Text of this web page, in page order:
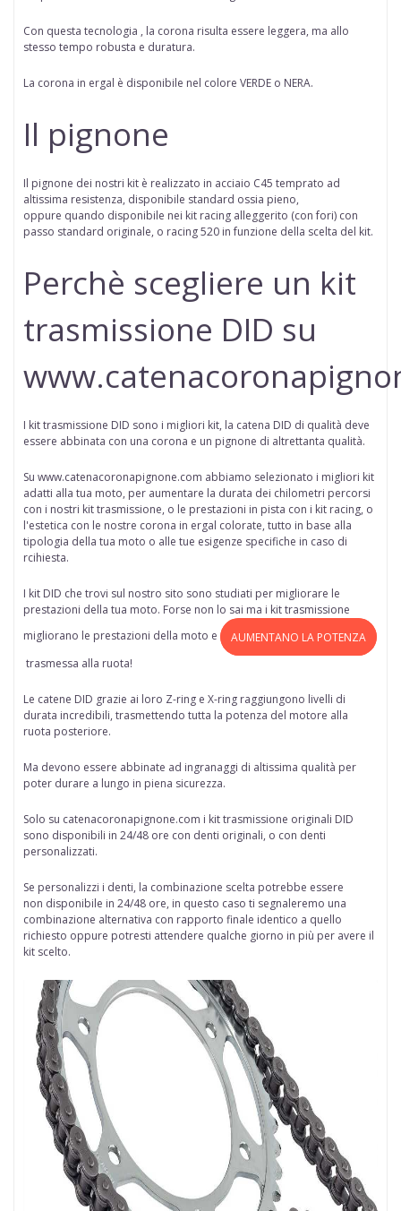
Con questa tecnologia , la corona risulta essere leggera, ma allo
stesso tempo robusta e duratura.
La corona in ergal è disponibile nel colore VERDE o NERA.
Il pignone
Il pignone dei nostri kit è realizzato in acciaio C45 temprato ad
altissima resistenza, disponibile standard ossia pieno,
oppure quando disponibile nei kit racing alleggerito (con fori) con
passo standard originale, o racing 520 in funzione della scelta del kit.
Perchè scegliere un kit
trasmissione DID su
I kit trasmissione DID sono i migliori kit, la catena DID di qualità deve
essere abbinata con una corona e un pignone di altrettanta qualità.
Su www.catenacoronapignone.com abbiamo selezionato i migliori kit
adatti alla tua moto, per aumentare la durata dei chilometri percorsi
con i nostri kit trasmissione, o le prestazioni in pista con i kit racing, o
l'estetica con le nostre corona in ergal colorate, tutto in base alla
tipologia della tua moto o alle tue esigenze specifiche in caso di
rcihiesta.
I kit DID che trovi sul nostro sito sono studiati per migliorare le
prestazioni della tua moto. Forse non lo sai ma i kit trasmissione
migliorano le prestazioni della moto e
AUMENTANO LA POTENZA
trasmessa alla ruota!
Le catene DID grazie ai loro Z-ring e X-ring raggiungono livelli di
durata incredibili, trasmettendo tutta la potenza del motore alla
ruota posteriore.
Ma devono essere abbinate ad ingranaggi di altissima qualità per
poter durare a lungo in piena sicurezza.
Solo su catenacoronapignone.com i kit trasmissione originali DID
sono disponibili in 24/48 ore con denti originali, o con denti
personalizzati.
Se personalizzi i denti, la combinazione scelta potrebbe essere
non disponibile in 24/48 ore, in questo caso ti segnaleremo una
combinazione alternativa con rapporto finale identico a quello
richiesto oppure potresti attendere qualche giorno in più per avere il
kit scelto.